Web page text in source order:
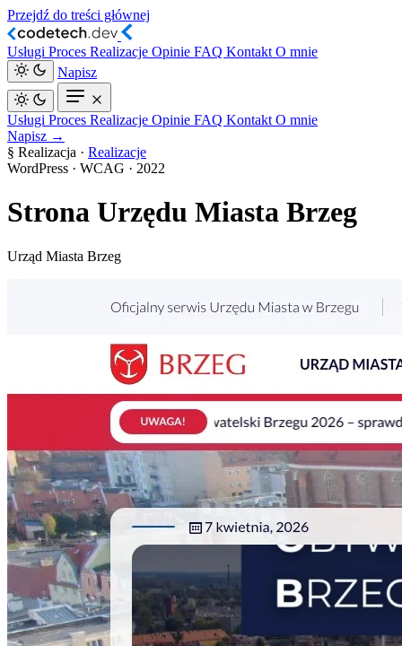
Przejdź do treści głównej
Usługi Proces Realizacje Opinie FAQ Kontakt O mnie
Napisz
Usługi Proces Realizacje Opinie FAQ Kontakt O mnie
Napisz →
§ Realizacja · Realizacje
WordPress · WCAG · 2022
Strona Urzędu Miasta Brzeg
Urząd Miasta Brzeg